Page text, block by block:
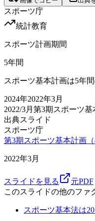
スポーツ庁
統計教育
スポーツ計画期間
5年間
スポーツ基本計画は5年
2024年2022年3月
2022/3月 第3期スポーツ基
出典スライド
スポーツ庁
第3期スポーツ基本計画（
2022年3月
スライドを見る
元PDF
このスライドの他のファ
スポーツ基本法は